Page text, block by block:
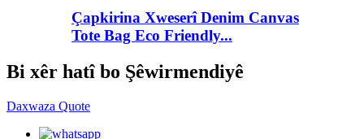
Çapkirina Xweserî Denim Canvas
Tote Bag Eco Friendly...
Bi xêr hatî bo Şêwirmendiyê
Daxwaza Quote